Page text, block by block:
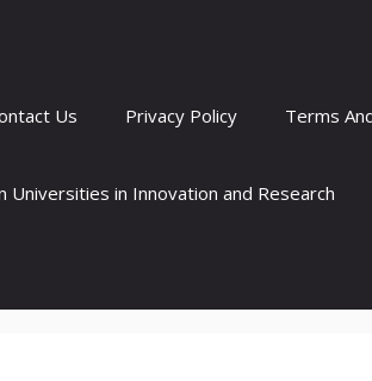
Us Privacy Policy Terms
Universities in Innovation and Research